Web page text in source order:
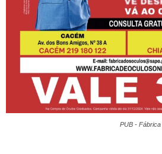
PUB -